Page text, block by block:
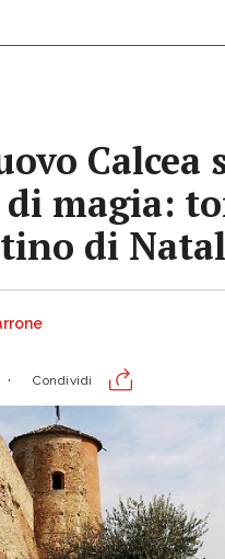
Calcea
di magia:
di
Condividi